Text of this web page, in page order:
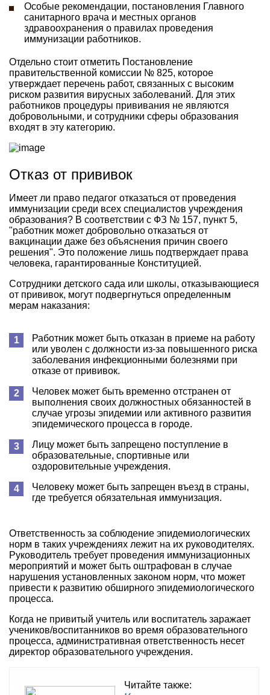
Особые рекомендации, постановления Главного
санитарного врача и местных органов
здравоохранения о правилах проведения
иммунизации работников.
Отдельно стоит отметить Постановление
правительственной комиссии № 825, которое
утверждает перечень работ, связанных с высоким
риском развития вирусных заболеваний. Для этих
работников процедуры прививания не являются
добровольными, и сотрудники сферы образования
входят в эту категорию.
Отказ от прививок
Имеет ли право педагог отказаться от проведения
иммунизации среди всех специалистов учреждения
образования? В соответствии с ФЗ № 157, пункт 5,
"работник может добровольно отказаться от
вакцинации даже без объяснения причин своего
решения". Это положение лишь подтверждает права
человека, гарантированные Конституцией.
Сотрудники детского сада или школы, отказывающиеся
от прививок, могут подвергнуться определенным
мерам наказания:
Работник может быть отказан в приеме на работу
или уволен с должности из-за повышенного риска
заболевания инфекционными болезнями при
отказе от прививок.
Человек может быть временно отстранен от
выполнения своих должностных обязанностей в
случае угрозы эпидемии или активного развития
эпидемического процесса в городе.
Лицу может быть запрещено поступление в
образовательные, спортивные или
оздоровительные учреждения.
Человеку может быть запрещен въезд в страны,
где требуется обязательная иммунизация.
Ответственность за соблюдение эпидемиологических
норм в таких учреждениях лежит на их руководителях.
Руководитель требует проведения иммунизационных
мероприятий и может быть оштрафован в случае
нарушения установленных законом норм, что может
привести к развитию обширного эпидемиологического
процесса.
Когда не привитый учитель или воспитатель заражает
учеников/воспитанников во время образовательного
процесса, административная ответственность несет
директор образовательного учреждения.
Читайте также: